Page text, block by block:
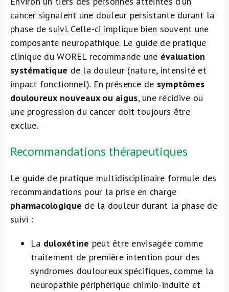
cancer signalent une douleur persistante durant la
phase de suivi. Celle-ci implique bien souvent une
composante neuropathique. Le guide de pratique
clinique du WOREL recommande une évaluation
systématique de la douleur (nature, intensité et
impact fonctionnel). En présence de symptômes
douloureux nouveaux ou aigus, une récidive ou
une progression du cancer doit toujours être
exclue.
Recommandations thérapeutiques
Le guide de pratique multidisciplinaire formule des
recommandations pour la prise en charge
pharmacologique de la douleur durant la phase de
suivi :
La duloxétine peut être envisagée comme
traitement de première intention pour des
syndromes douloureux spécifiques, comme la
neuropathie périphérique chimio-induite et